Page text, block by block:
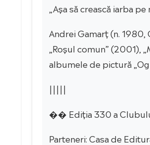
„Așa să crească iarba
Andrei Gamarț (n.
„Roșul comun” (2001),
albumele de pictură
|||||
�� Ediția 330 a
Parteneri: Casa de